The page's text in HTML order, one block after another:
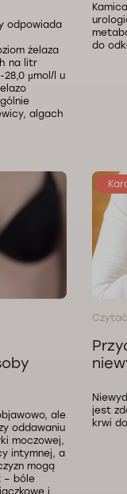
odpowiada
żelaza
na litr
28,0 µmol/l u
algach
do
ale
oddawaniu
moczowej,
intymnej, a
mogą
– bóle
i
jest
krwi